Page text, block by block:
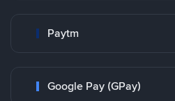
Paytm
Google Pay (GPay)